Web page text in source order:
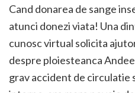
Cand donarea de sange
atunci donezi viata! Una
cunosc virtual solicita
despre ploiesteanca
grav accident de circulatie